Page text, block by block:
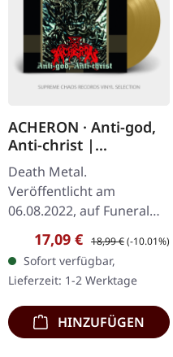
ACHERON · Anti-god,
Anti-christ |
GOLD/BRONZE LP
Death Metal.
Veröffentlicht am
06.08.2022, auf Funeral
Industries. Gold-Bronze
Vinyl. Kann leicht
angeschlagene Ecke
haben.
Verkaufspreis:
17,09 € Regulärer Preis:
18,99 €(-10.01%)
Sofort verfügbar,
Lieferzeit: 1-2 Werktage
HINZUFÜGEN